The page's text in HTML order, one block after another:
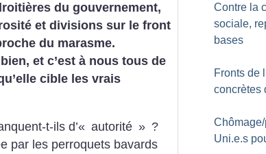
du gouvernement,
et divisions sur le front
du marasme.
et c’est à nous tous de
cible les vrais
t-ils d’« autorité » ?
par les perroquets bavards
Contre la
sociale,
bases
Fronts de
concrètes
Uni.e.s